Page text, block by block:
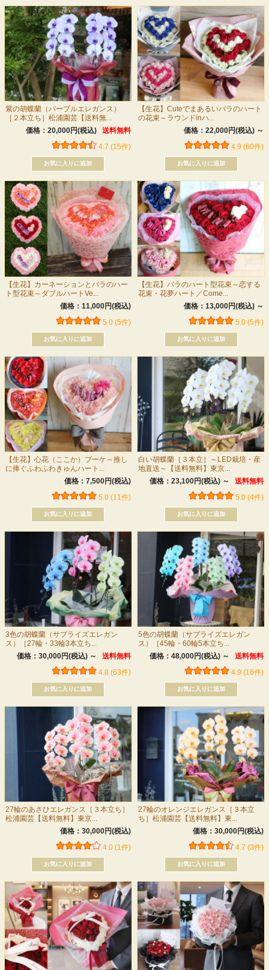
紫の胡蝶蘭（パープルエレガンス）
［２本立ち］松浦園芸【送料無...
価格：20,000円(税込)
送料無料
4.7 (15件)
【生花】Cuteでまあるいバラのハート
の花束～ラウンドinハ...
価格：22,000円(税込) ～
4.9 (60件)
【生花】カーネーションとバラのハー
ト型花束～ダブルハートVe...
価格：11,000円(税込)
5.0 (5件)
【生花】バラのハート型花束～恋する
花束・花夢ハート／Come...
価格：13,000円(税込) ～
5.0 (5件)
【生花】心花（ここか）ブーケ～推し
に捧ぐふわふわきゅんハート...
価格：7,500円(税込)
5.0 (11件)
白い胡蝶蘭［３本立］～LED栽培・産
地直送～【送料無料】東京...
価格：23,100円(税込) ～
送料無料
5.0 (4件)
3色の胡蝶蘭（サプライズエレガン
ス）［27輪・33輪3本立ち...
価格：30,000円(税込) ～
送料無料
4.8 (63件)
5色の胡蝶蘭（サプライズエレガン
ス）［45輪・60輪5本立ち...
価格：48,000円(税込) ～
送料無料
4.9 (16件)
27輪のあさひエレガンス［３本立ち］
松浦園芸【送料無料】東京...
価格：30,000円(税込)
4.0 (1件)
27輪のオレンジエレガンス［３本立
ち］松浦園芸【送料無料】東...
価格：30,000円(税込)
4.7 (3件)